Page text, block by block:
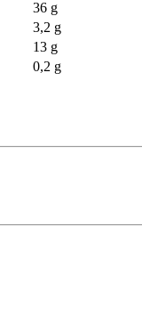
36 g
3,2 g
13 g
0,2 g